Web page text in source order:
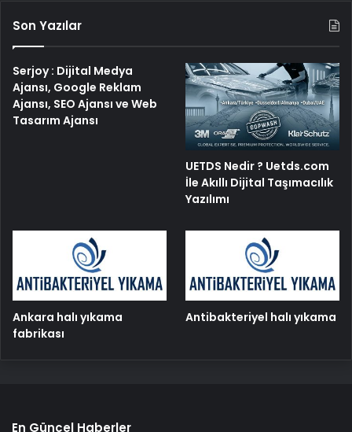
Son Yazılar
Serjoy : Dijital Medya
Ajansı, Google Reklam
Ajansı, SEO Ajansı ve Web
Tasarım Ajansı
UETDS Nedir ? Uetds.com
İle Akıllı Dijital Taşımacılık
Yazılımı
Ankara halı yıkama
fabrikası
Antibakteriyel halı yıkama
En Güncel Haberler